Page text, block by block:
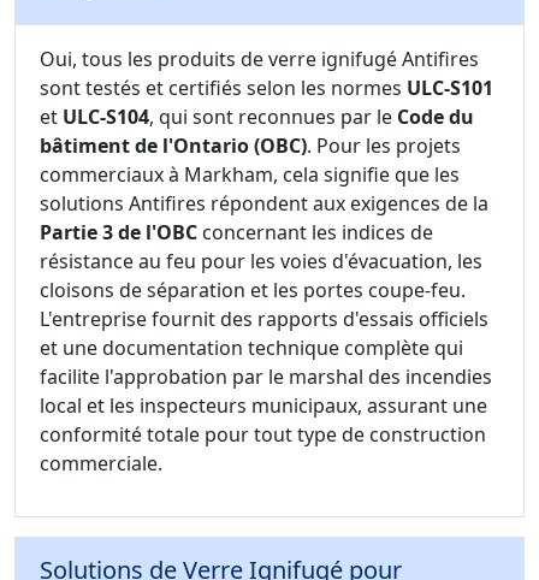
Oui, tous les produits de verre ignifugé Antifires
sont testés et certifiés selon les normes ULC-S101
et ULC-S104, qui sont reconnues par le Code du
bâtiment de l'Ontario (OBC). Pour les projets
commerciaux à Markham, cela signifie que les
solutions Antifires répondent aux exigences de la
Partie 3 de l'OBC concernant les indices de
résistance au feu pour les voies d'évacuation, les
cloisons de séparation et les portes coupe-feu.
L'entreprise fournit des rapports d'essais officiels
et une documentation technique complète qui
facilite l'approbation par le marshal des incendies
local et les inspecteurs municipaux, assurant une
conformité totale pour tout type de construction
commerciale.
Solutions de Verre Ignifugé pour